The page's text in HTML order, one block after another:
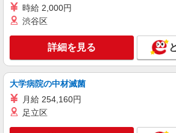
有）★ ゜・。○。・゜+゜
株式会社シエロ
人気機種に詳しくなれる
【softbank】
時給1400円〜1450円
残業代支給 ★交通費別途支
+゜・。○。・゜+゜・。○
万円支給(規定有) お友達を紹介頂くと, インセンテ
時給 2,000円
渋谷区
詳細を見る
大学病院の中材滅菌
月給 254,160円
足立区